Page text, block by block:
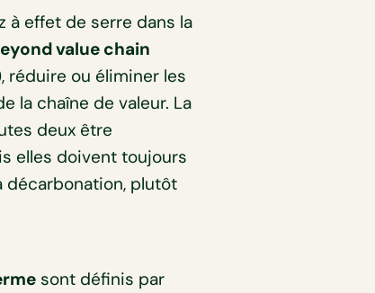
à effet de serre dans la
value chain
réduire ou éliminer les
la chaîne de valeur. La
deux être
elles doivent toujours
décarbonation, plutôt
sont définis par